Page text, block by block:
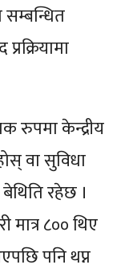
रुपमा केन्द्रीय
वा सुविधा
रहेछ ।
८०० थिए
पनि थप्न